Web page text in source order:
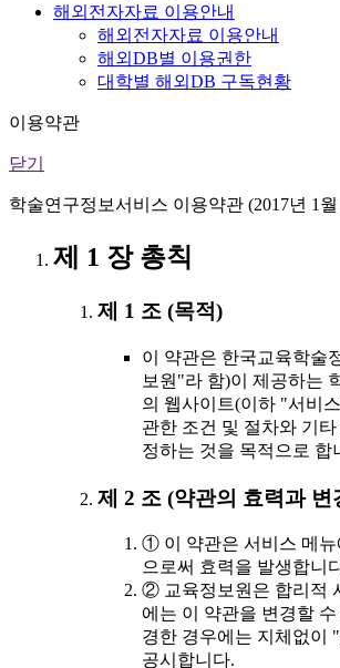
해외전자자료 이용안내
해외전자자료 이용안내
해외DB별 이용권한
대학별 해외DB 구독현황
이용약관
닫기
학술연구정보서비스 이용약관 (2017년 1
제 1 장 총칙
제 1 조 (목적)
이 약관은 한국교육학술
보원"라 함)이 제공하는
의 웹사이트(이하 "서비
관한 조건 및 절차와 기
정하는 것을 목적으로 합
제 2 조 (약관의 효력과 변
① 이 약관은 서비스 메
으로써 효력을 발생합니
② 교육정보원은 합리적
에는 이 약관을 변경할
경한 경우에는 지체없이
공시합니다.